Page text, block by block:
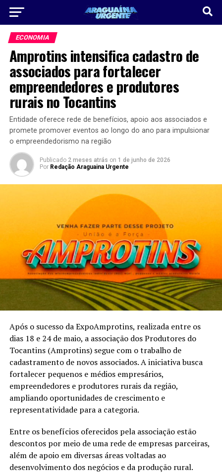
ECONOMIA
Amprotins intensifica cadastro de
associados para fortalecer
empreendedores e produtores
rurais no Tocantins
Entidade oferece rede de benefícios, apoio aos associados e
promete promover eventos ao longo do ano para impulsionar
o empreendedorismo na região
Publicado 2 meses atrás on 1 de junho de 2026
Por Redação Araguaina Urgente
Após o sucesso da ExpoAmprotins, realizada entre os
dias 18 e 24 de maio, a associação dos Produtores do
Tocantins (Amprotins) segue com o trabalho de
cadastramento de novos associados. A iniciativa busca
fortalecer pequenos e médios empresários,
empreendedores e produtores rurais da região,
ampliando oportunidades de crescimento e
representatividade para a categoria.
Entre os benefícios oferecidos pela associação estão
descontos por meio de uma rede de empresas parceiras,
além de apoio em diversas áreas voltadas ao
desenvolvimento dos negócios e da produção rural.